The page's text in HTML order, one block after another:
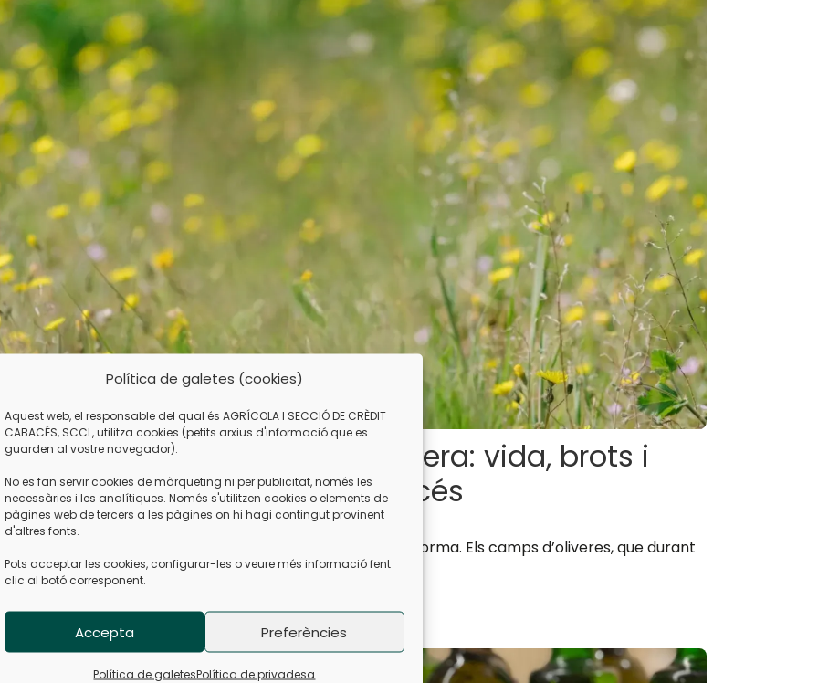
Política de galetes (cookies)
Aquest web, el responsable del qual és AGRÍCOLA I SECCIÓ DE CRÈDIT
CABACÉS, SCCL, utilitza cookies (petits arxius d'informació que es
guarden al vostre navegador).
No es fan servir cookies de màrqueting ni per publicitat, només les
necessàries i les analítiques. Només s'utilitzen cookies o elements de
pàgines web de tercers a les pàgines on hi hagi contingut provinent
d'altres fonts.
Pots acceptar les cookies, configurar-les o veure més informació fent
clic al botó corresponent.
Accepta Preferències
Política de galetesPolítica de privadesa
ACTIVITATS,OLEOTURISME
de l’olivera a la primavera: vida, brots i
biodiversitat a Cabacés
Publicat per
Núria
la primavera, el paisatge d’oliveres a Cabacés es transforma. Els camps d’oliveres, que durant
els mesos d’hivern sem...